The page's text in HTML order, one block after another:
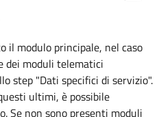
il modulo principale, nel caso
dei moduli telematici
step "Dati specifici di servizio".
ultimi, è possibile
Se non sono presenti moduli